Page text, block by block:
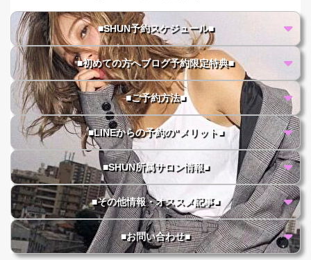
■SHUN予約スケジュール■
■初めての方へブログ予約限定特典■
■ご予約方法■
■LINEからの予約の"メリット■
■SHUN所属サロン情報■
■その他情報・オススメ記事■
■お問い合わせ■